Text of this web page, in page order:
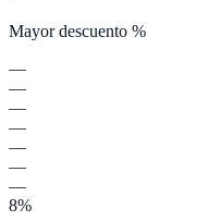
Mayor descuento %
—
—
—
—
—
—
—
8%